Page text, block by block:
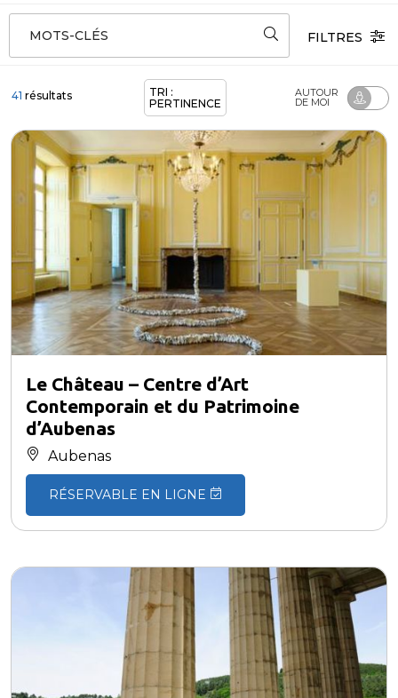
MOTS-CLÉS FILTRES
41 résultats
TRI :
PERTINENCE
AUTOUR
DE MOI
Le Château – Centre d’Art
Contemporain et du Patrimoine
d’Aubenas
Aubenas
RÉSERVABLE EN LIGNE